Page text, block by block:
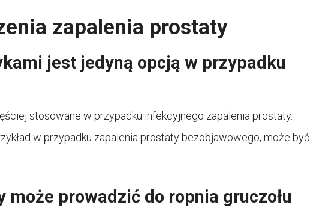
zapalenia prostaty
jest jedyną opcją w przypadku
stosowane w przypadku infekcyjnego zapalenia prostaty.
w przypadku zapalenia prostaty bezobjawowego, może być
może prowadzić do ropnia gruczołu